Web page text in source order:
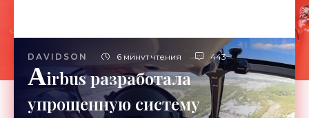
DAVIDSON 6 минут чтения 443
Airbus разработала
упрощенную систему